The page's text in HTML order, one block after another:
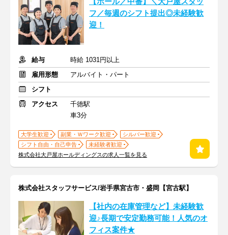
フ／毎週のシフト提出◎未経験歓
迎！
給与
時給 1031円以上
雇用形態
アルバイト・パート
シフト
アクセス
千徳駅
車3分
大学生歓迎 副業・Ｗワーク歓迎
シルバー歓迎
シフト自由・自己申告
未経験者歓迎
株式会社大戸屋ホールディングスの求人一覧を見る
株式会社スタッフサービス/岩手県宮古市・盛岡【宮古駅】
【社内の在庫管理など】未経験歓
迎♪長期で安定勤務可能！人気のオ
フィス案件★